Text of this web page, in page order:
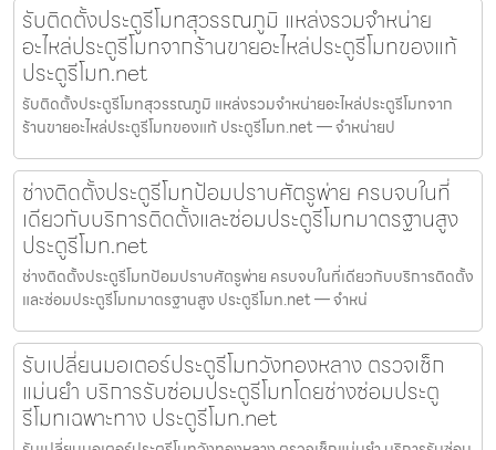
รับติดตั้งประตูรีโมทสุวรรณภูมิ แหล่งรวมจำหน่าย
อะไหล่ประตูรีโมทจากร้านขายอะไหล่ประตูรีโมทของแท้
ประตูรีโมท.net
รับติดตั้งประตูรีโมทสุวรรณภูมิ แหล่งรวมจำหน่ายอะไหล่ประตูรีโมทจาก
ร้านขายอะไหล่ประตูรีโมทของแท้ ประตูรีโมท.net — จำหน่ายป
ช่างติดตั้งประตูรีโมทป้อมปราบศัตรูพ่าย ครบจบในที่
เดียวกับบริการติดตั้งและซ่อมประตูรีโมทมาตรฐานสูง
ประตูรีโมท.net
ช่างติดตั้งประตูรีโมทป้อมปราบศัตรูพ่าย ครบจบในที่เดียวกับบริการติดตั้ง
และซ่อมประตูรีโมทมาตรฐานสูง ประตูรีโมท.net — จำหน่
รับเปลี่ยนมอเตอร์ประตูรีโมทวังทองหลาง ตรวจเช็ก
แม่นยำ บริการรับซ่อมประตูรีโมทโดยช่างซ่อมประตู
รีโมทเฉพาะทาง ประตูรีโมท.net